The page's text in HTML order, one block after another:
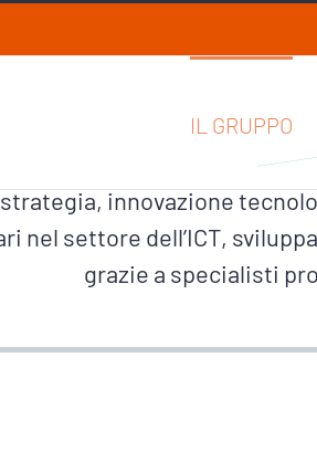
IL GRUPPO
Nati col World Wide Web. Una
innovazione
nel settore dell’ICT,
grazie a specialisti